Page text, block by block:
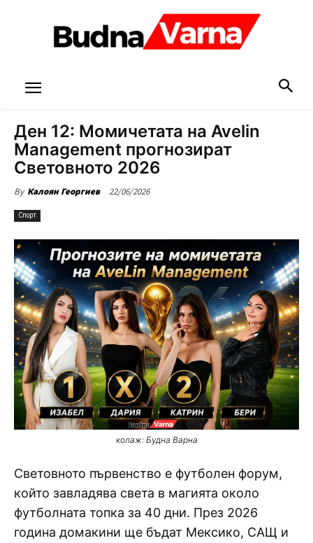
Ден 12: Момичетата на Avelin
Management прогнозират
Световното 2026
By Калоян Георгиев 22/06/2026
Спорт
колаж: Будна Варна
Световното първенство е футболен форум,
който завладява света в магията около
футболната топка за 40 дни. През 2026
година домакини ще бъдат Мексико, САЩ и